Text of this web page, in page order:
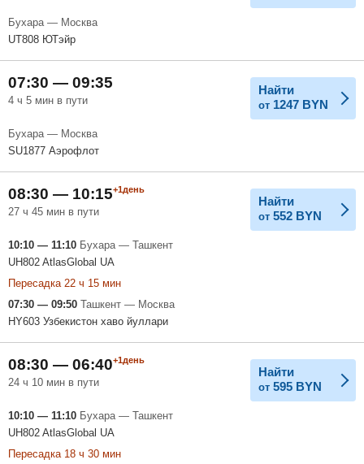
Бухара — Москва
UT808 ЮТэйр
07:30 — 09:35
4 ч 5 мин в пути
Найти
от 1247 BYN
Бухара — Москва
SU1877 Аэрофлот
08:30 — 10:15+1день
27 ч 45 мин в пути
Найти
от 552 BYN
10:10 — 11:10 Бухара — Ташкент
UH802 AtlasGlobal UA
Пересадка 22 ч 15 мин
07:30 — 09:50 Ташкент — Москва
HY603 Узбекистон хаво йуллари
08:30 — 06:40+1день
24 ч 10 мин в пути
Найти
от 595 BYN
10:10 — 11:10 Бухара — Ташкент
UH802 AtlasGlobal UA
Пересадка 18 ч 30 мин